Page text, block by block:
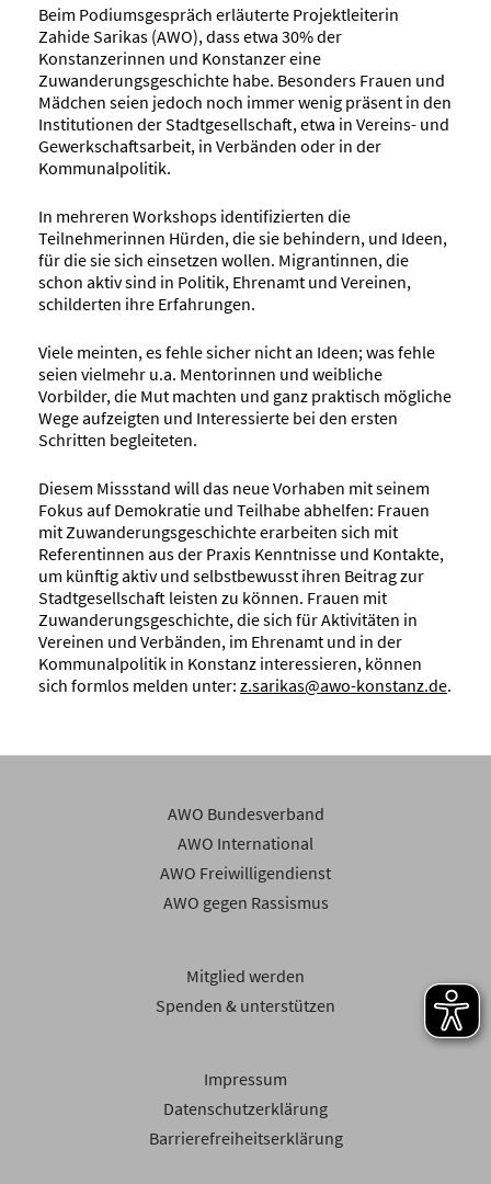
Beim Podiumsgespräch erläuterte Projektleiterin
Zahide Sarikas (AWO), dass etwa 30% der
Konstanzerinnen und Konstanzer eine
Zuwanderungsgeschichte habe. Besonders Frauen und
Mädchen seien jedoch noch immer wenig präsent in den
Institutionen der Stadtgesellschaft, etwa in Vereins- und
Gewerkschaftsarbeit, in Verbänden oder in der
Kommunalpolitik.
In mehreren Workshops identifizierten die
Teilnehmerinnen Hürden, die sie behindern, und Ideen,
für die sie sich einsetzen wollen. Migrantinnen, die
schon aktiv sind in Politik, Ehrenamt und Vereinen,
schilderten ihre Erfahrungen.
Viele meinten, es fehle sicher nicht an Ideen; was fehle
seien vielmehr u.a. Mentorinnen und weibliche
Vorbilder, die Mut machten und ganz praktisch mögliche
Wege aufzeigten und Interessierte bei den ersten
Schritten begleiteten.
Diesem Missstand will das neue Vorhaben mit seinem
Fokus auf Demokratie und Teilhabe abhelfen: Frauen
mit Zuwanderungsgeschichte erarbeiten sich mit
Referentinnen aus der Praxis Kenntnisse und Kontakte,
um künftig aktiv und selbstbewusst ihren Beitrag zur
Stadtgesellschaft leisten zu können. Frauen mit
Zuwanderungsgeschichte, die sich für Aktivitäten in
Vereinen und Verbänden, im Ehrenamt und in der
Kommunalpolitik in Konstanz interessieren, können
sich formlos melden unter: z.sarikas@awo-konstanz.de.
AWO Bundesverband
AWO International
AWO Freiwilligendienst
AWO gegen Rassismus
Mitglied werden
Spenden & unterstützen
Impressum
Datenschutzerklärung
Barrierefreiheitserklärung